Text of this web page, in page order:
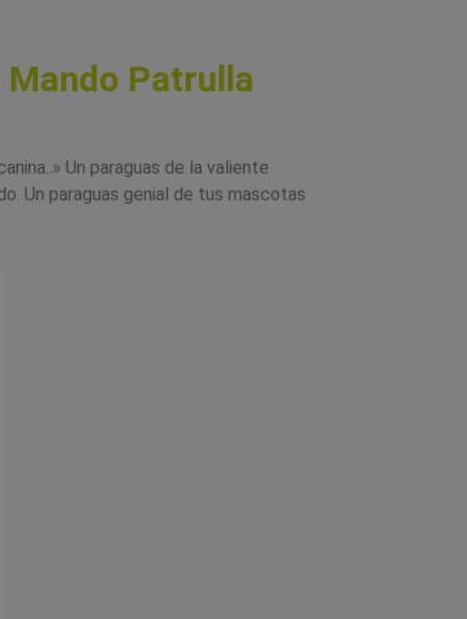
Patrulla
Un paraguas de la valiente
Un paraguas genial de tus mascotas